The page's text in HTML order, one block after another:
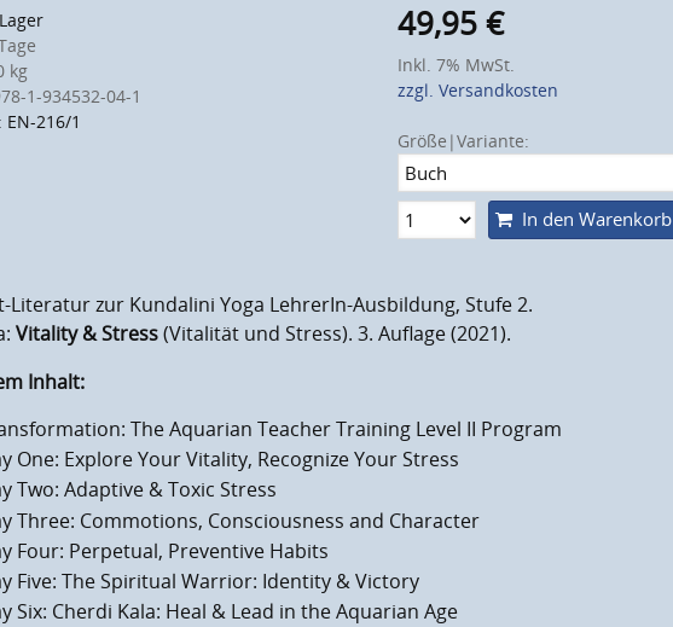
kg
1-934532-04-1
216/1
49,95€
Inkl. 7% MwSt.
zzgl. Versandkosten
Größe|Variante:
In den Warenkorb
Literatur zur Kundalini Yoga LehrerIn-Ausbildung, Stufe 2.
Vitality & Stress(Vitalität und Stress). 3. Auflage (2021).
Inhalt:
The Aquarian Teacher Training Level II Program
One: Explore Your Vitality, Recognize Your Stress
Two: Adaptive & Toxic Stress
Three: Commotions, Consciousness and Character
Four: Perpetual, Preventive Habits
Five: The Spiritual Warrior: Identity & Victory
Six: Cherdi Kala: Heal & Lead in the Aquarian Age